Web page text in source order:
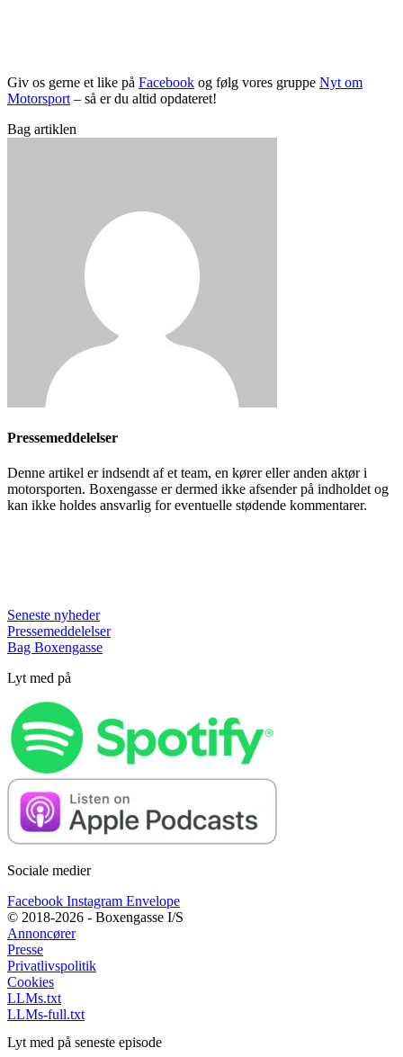
Giv os gerne et like på Facebook og følg vores gruppe Nyt om
Motorsport – så er du altid opdateret!
Bag artiklen
Pressemeddelelser
Denne artikel er indsendt af et team, en kører eller anden aktør i
motorsporten. Boxengasse er dermed ikke afsender på indholdet og
kan ikke holdes ansvarlig for eventuelle stødende kommentarer.
Seneste nyheder
Pressemeddelelser
Bag Boxengasse
Lyt med på
Sociale medier
Facebook Instagram Envelope
© 2018-2026 - Boxengasse I/S
Annoncører
Presse
Privatlivspolitik
Cookies
LLMs.txt
LLMs-full.txt
Lyt med på seneste episode